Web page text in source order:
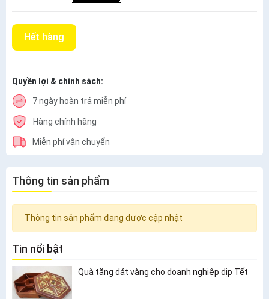
Hết hàng
Quyền lợi & chính sách:
7 ngày hoàn trả miễn phí
Hàng chính hãng
Miễn phí vận chuyển
Thông tin sản phẩm
Thông tin sản phẩm đang được cập nhật
Tin nổi bật
Quà tặng dát vàng cho doanh nghiệp dịp Tết